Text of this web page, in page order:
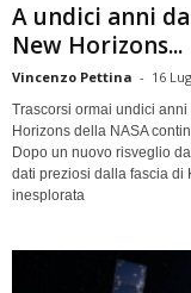
A undici anni
New Horizons...
Vincenzo Pettina - 16
Trascorsi ormai undici
Horizons della NASA
Dopo un nuovo risveglio
dati preziosi dalla fascia di
inesplorata